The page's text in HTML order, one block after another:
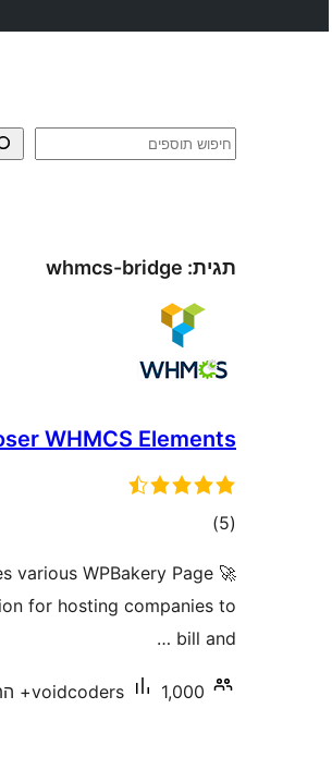
חיפוש
תגית: whmcs-bridge
WHMCS Elements
(5 דרוגים)
various WPBakery Page
for hosting companies to
bill and …
voidcoders 1,000+ התקנות פעילות